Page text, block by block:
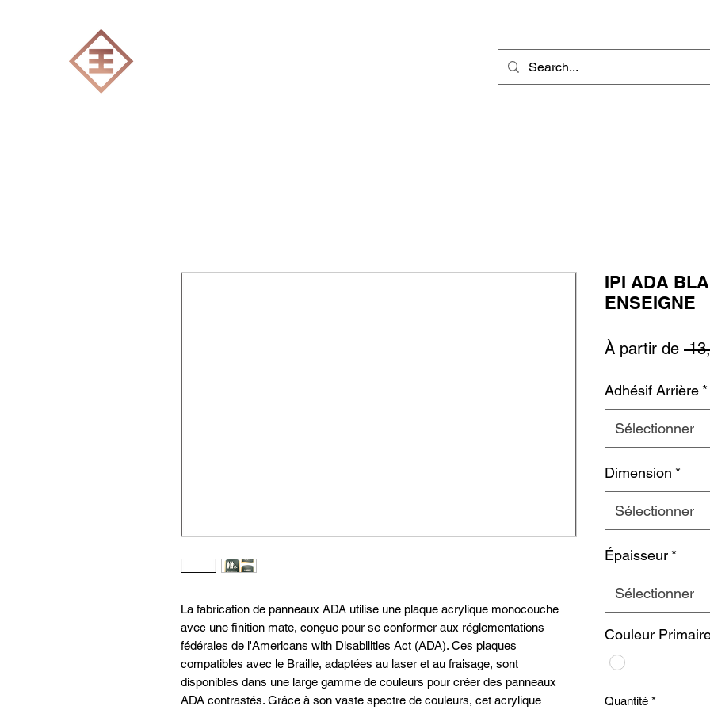
La fabrication de panneaux ADA utilise une plaque acrylique monocouche
avec une finition mate, conçue pour se conformer aux réglementations
fédérales de l'Americans with Disabilities Act (ADA). Ces plaques
compatibles avec le Braille, adaptées au laser et au fraisage, sont
disponibles dans une large gamme de couleurs pour créer des panneaux
ADA contrastés. Grâce à son vaste spectre de couleurs, cet acrylique
IPI ADA
ENSEIGNE
À partir de
Adhésif Arrière *
Sélectionner
Dimension *
Sélectionner
Épaisseur *
Sélectionner
Couleur
Quantité *